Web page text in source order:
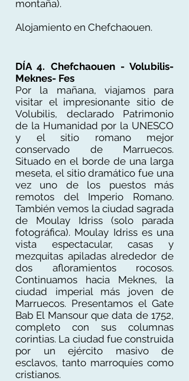
montaña).
Alojamiento en Chefchaouen.
DÍA 4. Chefchaouen - Volubilis-
Meknes- Fes
Por la mañana, viajamos para
visitar el impresionante sitio de
Volubilis, declarado Patrimonio
de la Humanidad por la UNESCO
y el sitio romano mejor
conservado de Marruecos.
Situado en el borde de una larga
meseta, el sitio dramático fue una
vez uno de los puestos más
remotos del Imperio Romano.
También vemos la ciudad sagrada
de Moulay Idriss (solo parada
fotográfica). Moulay Idriss es una
vista espectacular, casas y
mezquitas apiladas alrededor de
dos afloramientos rocosos.
Continuamos hacia Meknes, la
ciudad imperial más joven de
Marruecos. Presentamos el Gate
Bab El Mansour que data de 1752,
completo con sus columnas
corintias. La ciudad fue construida
por un ejército masivo de
esclavos, tanto marroquíes como
cristianos.